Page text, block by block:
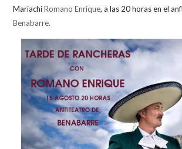
MariachiRomano Enrique, a las 20 horas en el
Benabarre.